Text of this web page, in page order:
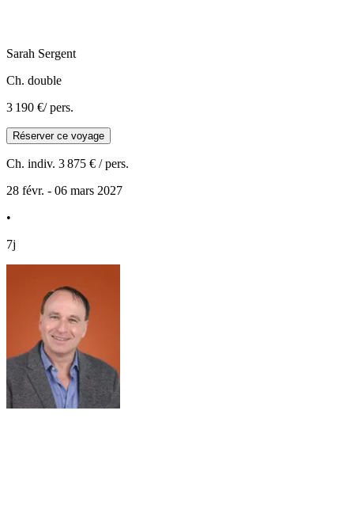
Sarah Sergent
Ch. double
3 190 €/ pers.
Réserver ce voyage
Ch. indiv. 3 875 € / pers.
28 févr. - 06 mars 2027
•
7j